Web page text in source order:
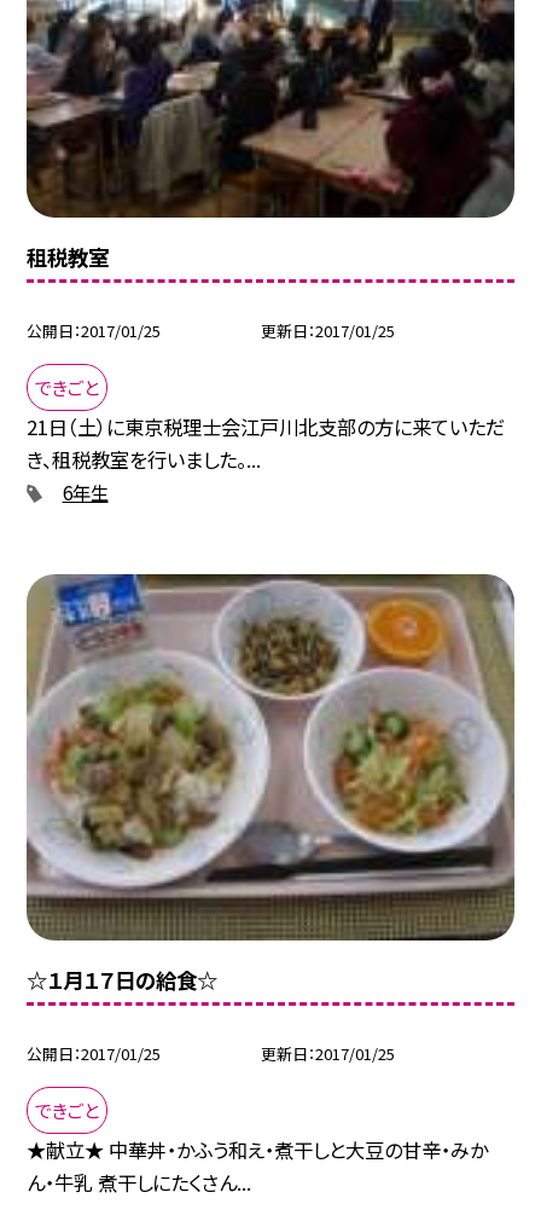
租税教室
公開日 2017/01/25 更新日 2017/01/25
できごと
21日（土）に東京税理士会江戸川北支部の方に来ていただ
き、租税教室を行いました。...
6年生
☆１月１７日の給食☆
公開日 2017/01/25 更新日 2017/01/25
できごと
★献立★ 中華丼・かふう和え・煮干しと大豆の甘辛・みか
ん・牛乳 煮干しにたくさん...